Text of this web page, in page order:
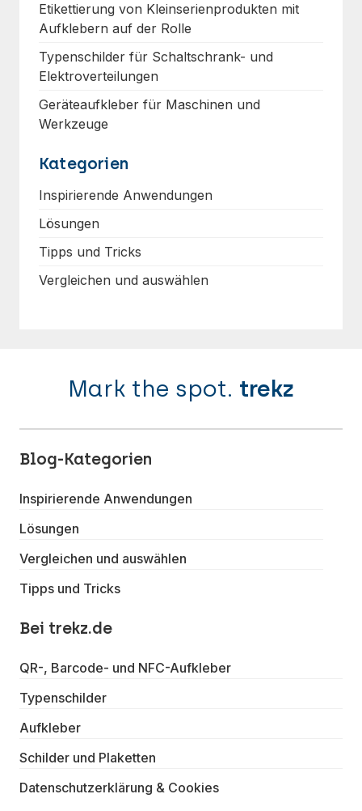
Etikettierung von Kleinserienprodukten mit
Aufklebern auf der Rolle
Typenschilder für Schaltschrank- und
Elektroverteilungen
Geräteaufkleber für Maschinen und
Werkzeuge
Kategorien
Inspirierende Anwendungen
Lösungen
Tipps und Tricks
Vergleichen und auswählen
Mark the spot. trekz
Blog-Kategorien
Inspirierende Anwendungen
Lösungen
Vergleichen und auswählen
Tipps und Tricks
Bei trekz.de
QR-, Barcode- und NFC-Aufkleber
Typenschilder
Aufkleber
Schilder und Plaketten
Datenschutzerklärung & Cookies